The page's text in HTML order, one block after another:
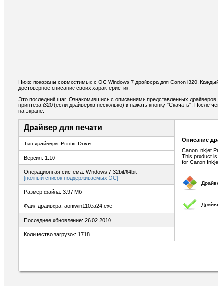
Ниже показаны совместимые с ОС Windows 7 драйвера для Canon i320.
достоверное описание своих характеристик.
Это последний шаг. Ознакомившись с описаниями представленных
принтера i320 (если драйверов несколько) и нажать кнопку "Скачать". После
на экране.
Драйвер для печати
Тип драйвера: Printer Driver
Версия: 1.10
Операционная система: Windows 7 32bit/64bit
[полный список поддерживаемых ОС]
Размер файла: 3.97 Мб
Файл драйвера: aomwin110ea24.exe
Последнее обновление: 26.02.2010
Количество загрузок: 1718
Описание
Canon Inkjet
This product
for Canon